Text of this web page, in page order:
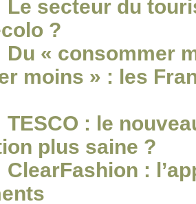
Le secteur du
?
Du « consommer
moins » : les
TESCO : le
plus saine ?
ClearFashion :